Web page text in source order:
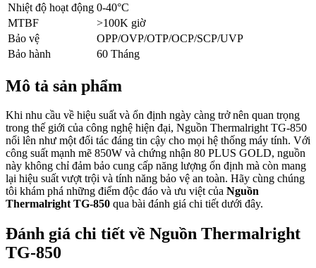
Nhiệt độ hoạt động 0-40°C
MTBF
>100K giờ
Bảo vệ
OPP/OVP/OTP/OCP/SCP/UVP
Bảo hành
60 Tháng
Mô tả sản phẩm
Khi nhu cầu về hiệu suất và ổn định ngày càng trở nên quan trọng
trong thế giới của công nghệ hiện đại, Nguồn Thermalright TG-850
nổi lên như một đối tác đáng tin cậy cho mọi hệ thống máy tính. Với
công suất mạnh mẽ 850W và chứng nhận 80 PLUS GOLD, nguồn
này không chỉ đảm bảo cung cấp năng lượng ổn định mà còn mang
lại hiệu suất vượt trội và tính năng bảo vệ an toàn. Hãy cùng chúng
tôi khám phá những điểm độc đáo và ưu việt của Nguồn
Thermalright TG-850 qua bài đánh giá chi tiết dưới đây.
Đánh giá chi tiết về Nguồn Thermalright
TG-850